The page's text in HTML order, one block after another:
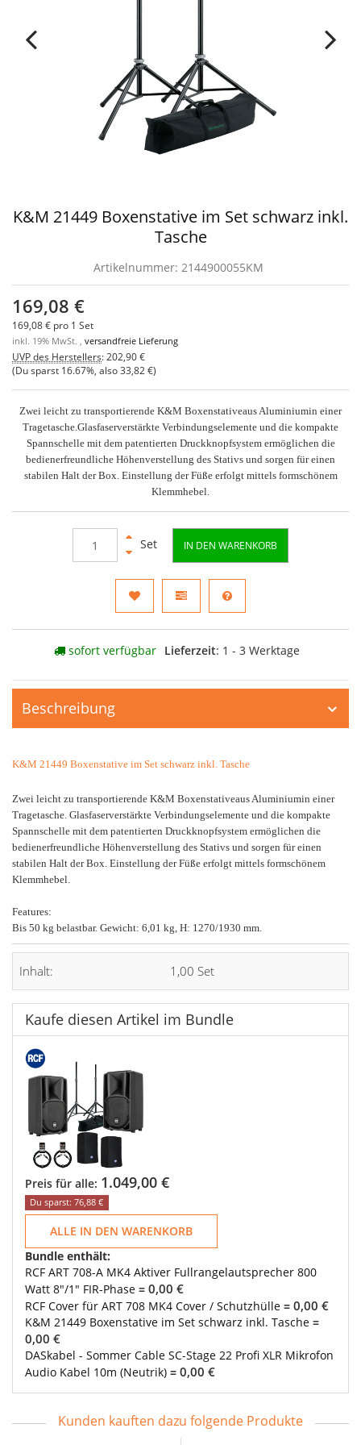
K&M 21449 Boxenstative im Set schwarz inkl.
Tasche
Artikelnummer: 2144900055KM
169,08 €
169,08 € pro 1 Set
inkl. 19% MwSt. , versandfreie Lieferung
UVP des Herstellers: 202,90 €
(Du sparst 16.67% , also33,82 €)
Zwei leicht zu transportierende K&M Boxenstativeaus Aluminiumin einer
Tragetasche.Glasfaserverstärkte Verbindungselemente und die kompakte
Spannschelle mit dem patentierten Druckknopfsystem ermöglichen die
bedienerfreundliche Höhenverstellung des Stativs und sorgen für einen
stabilen Halt der Box. Einstellung der Füße erfolgt mittels formschönem
Klemmhebel.
Set IN DEN WARENKORB
sofort verfügbar Lieferzeit: 1 - 3 Werktage
Beschreibung
K&M 21449 Boxenstative im Set schwarz inkl. Tasche
Zwei leicht zu transportierende K&M Boxenstativeaus Aluminiumin einer
Tragetasche. Glasfaserverstärkte Verbindungselemente und die kompakte
Spannschelle mit dem patentierten Druckknopfsystem ermöglichen die
bedienerfreundliche Höhenverstellung des Stativs und sorgen für einen
stabilen Halt der Box. Einstellung der Füße erfolgt mittels formschönem
Klemmhebel.
Features:
Bis 50 kg belastbar. Gewicht: 6,01 kg, H: 1270/1930 mm.
Inhalt: 1,00 Set
Kaufe diesen Artikel im Bundle
Preis für alle: 1.049,00 €
Du sparst: 76,88 €
ALLE IN DEN WARENKORB
Bundle enthält:
RCF ART 708-A MK4 Aktiver Fullrangelautsprecher 800
Watt 8"/1" FIR-Phase = 0,00 €
RCF Cover für ART 708 MK4 Cover / Schutzhülle = 0,00 €
K&M 21449 Boxenstative im Set schwarz inkl. Tasche =
0,00 €
DASkabel - Sommer Cable SC-Stage 22 Profi XLR Mikrofon
Audio Kabel 10m (Neutrik) = 0,00 €
Kunden kauften dazu folgende Produkte